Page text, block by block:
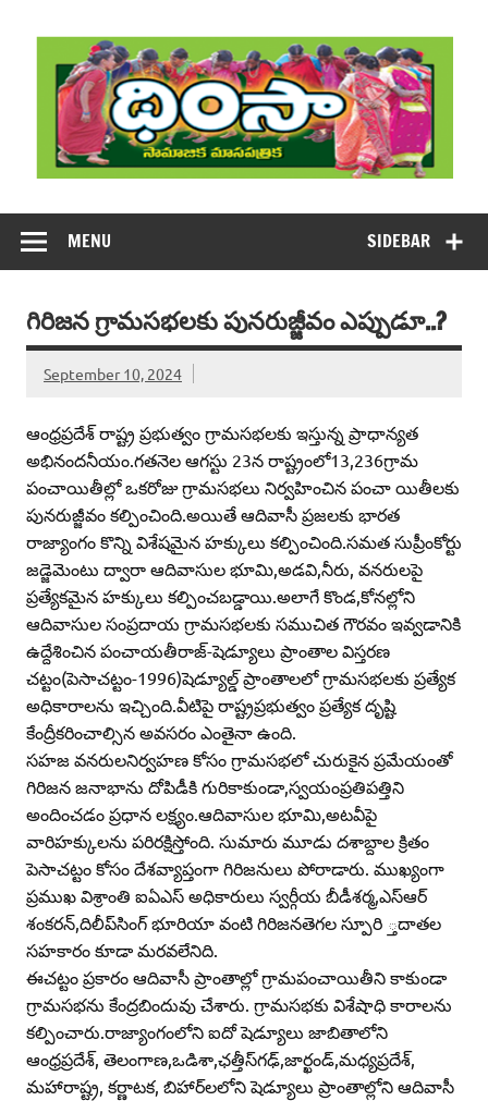
content
DHIMSA
SIDEBAR
MENU
గిరిజన గ్రామసభలకు పునరుజ్జీవం ఎప్పుడూ..?
September 10, 2024
ఆంధ్రప్రదేశ్‌ రాష్ట్ర ప్రభుత్వం గ్రామసభలకు ఇస్తున్న ప్రాధాన్యత
అభినందనీయం.గతనెల ఆగస్టు 23న రాష్ట్రంలో13,236గ్రామ
పంచాయితీల్లో ఒకరోజు గ్రామసభలు నిర్వహించిన పంచా యితీలకు
పునరుజ్జీవం కల్పించింది.అయితే ఆదివాసీ ప్రజలకు భారత
రాజ్యాంగం కొన్ని విశేషమైన హక్కులు కల్పించింది.సమత సుప్రీంకోర్టు
జడ్జెమెంటు ద్వారా ఆదివాసుల భూమి,అడవి,నీరు, వనరులపై
ప్రత్యేకమైన హక్కులు కల్పించబడ్డాయి.అలాగే కొండ,కోనల్లోని
ఆదివాసుల సంప్రదాయ గ్రామసభలకు సముచిత గౌరవం ఇవ్వడానికి
ఉద్దేశించిన పంచాయతీరాజ్‌-షెడ్యూలు ప్రాంతాల విస్తరణ
చట్టం(పెసాచట్టం-1996)షెడ్యూల్డ్‌ ప్రాంతాలలో గ్రామసభలకు ప్రత్యేక
అధికారాలను ఇచ్చింది.వీటిపై రాష్ట్రప్రభుత్వం ప్రత్యేక దృష్టి
కేంద్రీకరించాల్సిన అవసరం ఎంతైనా ఉంది.
సహజ వనరులనిర్వహణ కోసం గ్రామసభలో చురుకైన ప్రమేయంతో
గిరిజన జనాభాను దోపిడీకి గురికాకుండా,స్వయంప్రతిపత్తిని
అందించడం ప్రధాన లక్ష్యం.ఆదివాసుల భూమి,అటవీపై
వారిహక్కులను పరిరక్షిస్తోంది. సుమారు మూడు దశాబ్దాల క్రితం
పెసాచట్టం కోసం దేశవ్యాప్తంగా గిరిజనులు పోరాడారు. ముఖ్యంగా
ప్రముఖ విశ్రాంతి ఐఏఎస్‌ అధికారులు స్వర్గీయ బీడీశర్మ,ఎస్‌ఆర్‌
శంకరన్‌,దిలీప్‌సింగ్‌ భూరియా వంటి గిరిజనతెగల స్పూరి ్తదాతల
సహకారం కూడా మరవలేనిది.
ఈచట్టం ప్రకారం ఆదివాసీ ప్రాంతాల్లో గ్రామపంచాయితీని కాకుండా
గ్రామసభను కేంద్రబిందువు చేశారు. గ్రామసభకు విశేషాధి కారాలను
కల్పించారు.రాజ్యాంగంలోని ఐదో షెడ్యూలు జాబితాలోని
ఆంధ్రప్రదేశ్‌, తెలంగాణ,ఒడిశా,ఛత్తీస్‌గఢ్‌,జార్ఖండ్‌,మధ్యప్రదేశ్‌,
మహారాష్ట్ర, కర్ణాటక, బిహార్‌లలోని షెడ్యూలు ప్రాంతాల్లోని ఆదివాసీ